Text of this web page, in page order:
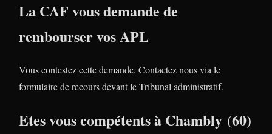
La CAF vous demande de
rembourser vos APL
Vous contestez cette demande. Contactez nous via le
formulaire de recours devant le Tribunal administratif.
Etes vous compétents à Chambly (60)